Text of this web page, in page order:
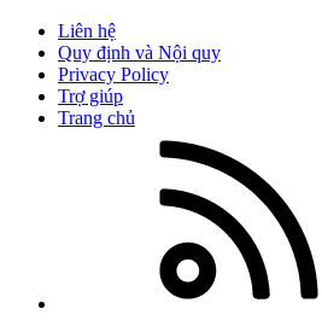
Liên hệ
Quy định và Nội quy
Privacy Policy
Trợ giúp
Trang chủ